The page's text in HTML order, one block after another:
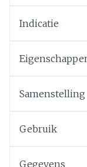
Indicatie
Samenstelling
Gebruik
Gegevens